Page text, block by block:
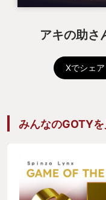
アキの助さ
Xでシェア
みんなのGOTY